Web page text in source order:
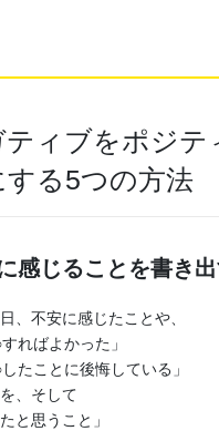
ティブをポジテ
する5つの方法
感じることを書き
、不安に感じたことや、
ればよかった」
したことに後悔している」
、そして
と思うこと」